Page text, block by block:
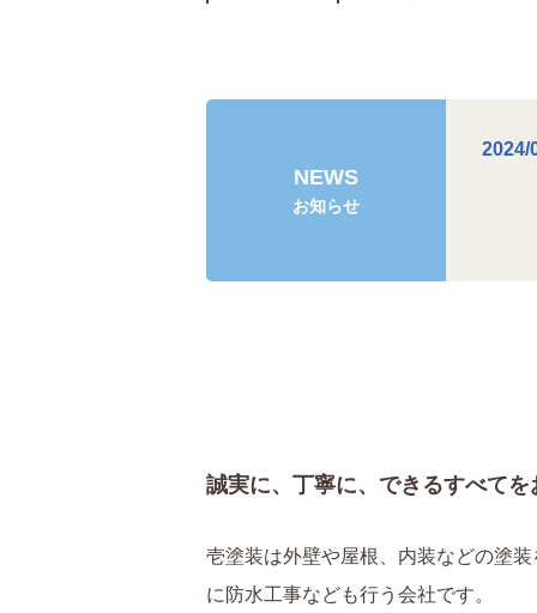
NEWS
お知らせ
2024/
誠実に、丁寧に、できるすべてを
壱塗装は外壁や屋根、内装などの塗装
に防水工事なども行う会社です。